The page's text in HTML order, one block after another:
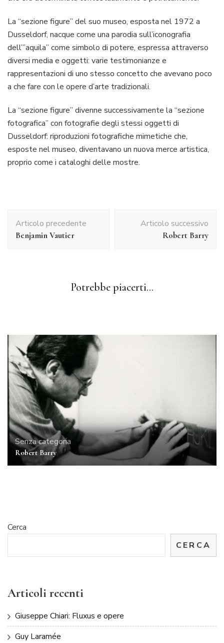
La “sezione figure” del suo museo, esposta nel 1972 a
Dusseldorf, nacque come una parodia sull’iconografia
dell’”aquila” come simbolo di potere, espressa attraverso
diversi media e oggetti: varie testimonianze e
rappresentazioni di uno stesso concetto che avevano poco
a che fare con le opere d’arte tradizionali.
La “sezione figure” divenne successivamente la “sezione
fotografica” con fotografie degli stessi oggetti di
Dusseldorf: riproduzioni fotografiche mimetiche che,
esposte nel museo, diventavano un nuova merce artistica,
proprio come i cataloghi delle mostre.
articolo
Articolo precedente
Benjamin Vautier
Articolo successivo
Robert Barry
Potrebbe piacerti...
Giuseppe Chiari: Fluxus e opere
Senza categoria
Robert Barry
Cerca
CERCA
Articoli recenti
Giuseppe Chiari: Fluxus e opere
Guy Laramée